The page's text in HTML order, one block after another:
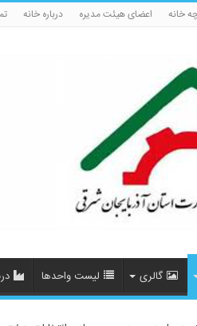
خانه اعضای هیئت مدیره درباره خانه
گالری لیست واحدها